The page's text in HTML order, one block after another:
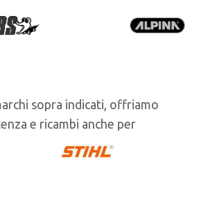
sopra indicati, offriamo
e ricambi anche per